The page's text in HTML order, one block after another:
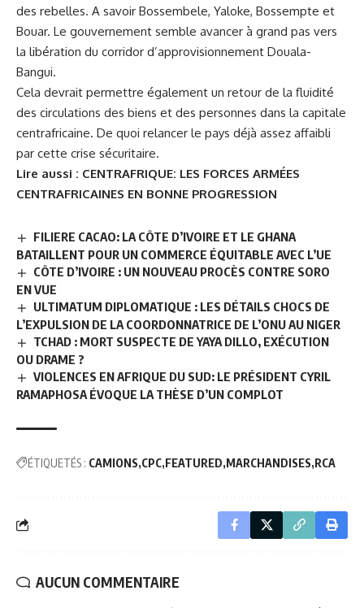
des rebelles. A savoir Bossembele, Yaloke, Bossempte et
Bouar. Le gouvernement semble avancer à grand pas vers
la libération du corridor d’approvisionnement Douala-
Bangui.
Cela devrait permettre également un retour de la fluidité
des circulations des biens et des personnes dans la capitale
centrafricaine. De quoi relancer le pays déjà assez affaibli
par cette crise sécuritaire.
Lire aussi : CENTRAFRIQUE: LES FORCES ARMÉES
CENTRAFRICAINES EN BONNE PROGRESSION
FILIERE CACAO: LA CÔTE D’IVOIRE ET LE GHANA
BATAILLENT POUR UN COMMERCE ÉQUITABLE AVEC L’UE
CÔTE D’IVOIRE : UN NOUVEAU PROCÈS CONTRE SORO
EN VUE
ULTIMATUM DIPLOMATIQUE : LES DÉTAILS CHOCS DE
L’EXPULSION DE LA COORDONNATRICE DE L’ONU AU NIGER
TCHAD : MORT SUSPECTE DE YAYA DILLO, EXÉCUTION
OU DRAME ?
VIOLENCES EN AFRIQUE DU SUD: LE PRÉSIDENT CYRIL
RAMAPHOSA ÉVOQUE LA THÈSE D’UN COMPLOT
ÉTIQUETÉS : CAMIONS CPC FEATURED MARCHANDISES RCA
AUCUN COMMENTAIRE